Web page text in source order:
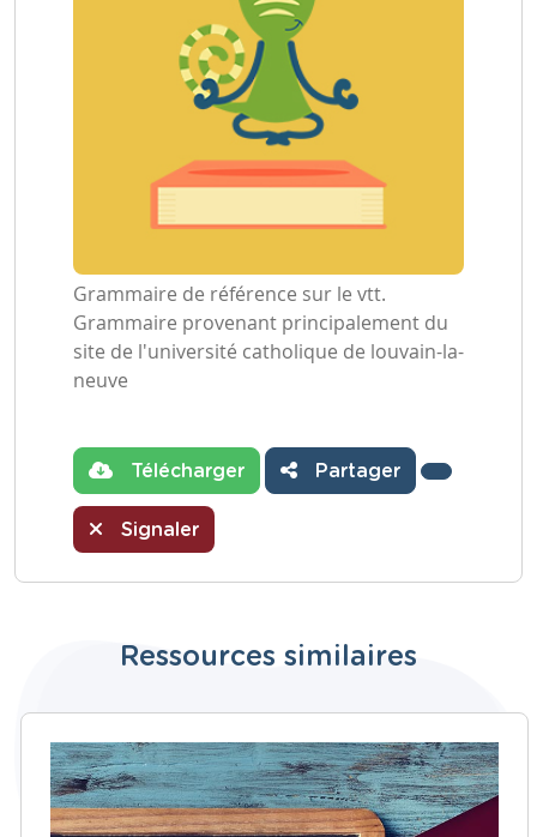
Grammaire de référence sur le vtt.
Grammaire provenant principalement du
site de l'université catholique de louvain-la-
neuve
Télécharger Partager
Signaler
Ressources similaires